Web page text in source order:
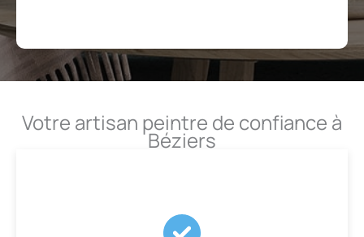
Votre artisan peintre de confiance à
Béziers